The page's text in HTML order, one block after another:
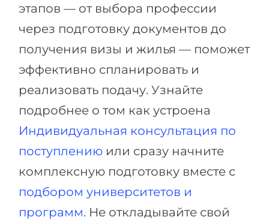
этапов — от выбора профессии
через подготовку документов до
получения визы и жилья — поможет
эффективно спланировать и
реализовать подачу. Узнайте
подробнее о том как устроена
Индивидуальная консультация по
поступлению или сразу начните
комплексную подготовку вместе с
подбором университетов и
программ. Не откладывайте свой